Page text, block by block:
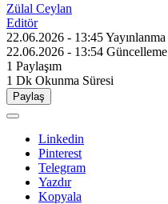
Zülal Ceylan
Editör
22.06.2026 - 13:45Yayınlanma
22.06.2026 - 13:54 Güncelleme
1 Paylaşım
1 Dk Okunma Süresi
Paylaş
Linkedin
Pinterest
Telegram
Yazdır
Kopyala